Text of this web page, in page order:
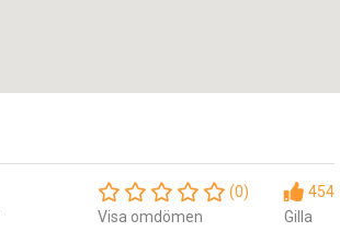
(0)
Visa omdömen
454
Gilla